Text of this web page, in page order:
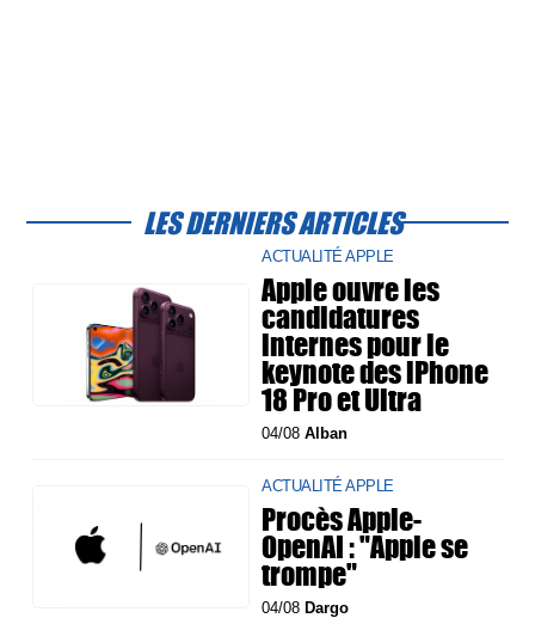
LES DERNIERS ARTICLES
ACTUALITÉ APPLE
Apple ouvre les
candidatures
internes pour le
keynote des iPhone
18 Pro et Ultra
04/08Alban
ACTUALITÉ APPLE
Procès Apple-
OpenAI : "Apple se
trompe"
04/08 Dargo